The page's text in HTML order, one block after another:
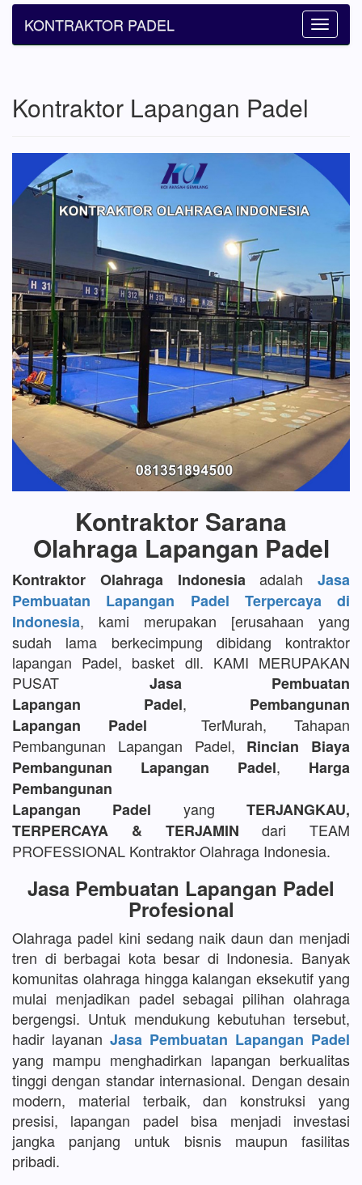
Toggle
KONTRAKTOR PADEL
Kontraktor Lapangan Padel
Kontraktor Sarana
Olahraga Lapangan Padel
Kontraktor Olahraga Indonesia adalah Jasa
Pembuatan Lapangan Padel Terpercaya di
Indonesia, kami merupakan [erusahaan yang
sudah lama berkecimpung dibidang kontraktor
lapangan Padel, basket dll. KAMI MERUPAKAN
PUSAT Jasa Pembuatan
Lapangan Padel, Pembangunan
Lapangan Padel TerMurah, Tahapan
Pembangunan Lapangan Padel, Rincian Biaya
Pembangunan Lapangan Padel, Harga
Pembangunan
Lapangan Padel yangTERJANGKAU,
TERPERCAYA & TERJAMIN dari TEAM
PROFESSIONAL Kontraktor Olahraga Indonesia.
Jasa Pembuatan Lapangan Padel
Profesional
Olahraga padel kini sedang naik daun dan menjadi
tren di berbagai kota besar di Indonesia. Banyak
komunitas olahraga hingga kalangan eksekutif yang
mulai menjadikan padel sebagai pilihan olahraga
bergengsi. Untuk mendukung kebutuhan tersebut,
hadir layanan Jasa Pembuatan Lapangan Padel
yang mampu menghadirkan lapangan berkualitas
tinggi dengan standar internasional. Dengan desain
modern, material terbaik, dan konstruksi yang
presisi, lapangan padel bisa menjadi investasi
jangka panjang untuk bisnis maupun fasilitas
pribadi.